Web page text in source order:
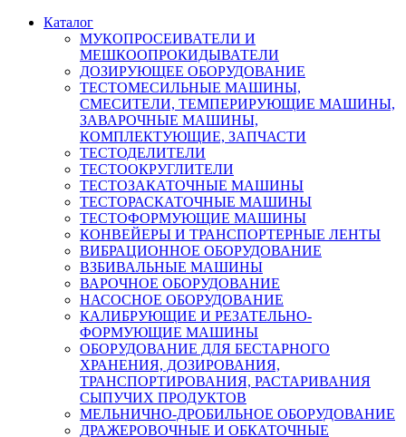
Каталог
МУКОПРОСЕИВАТЕЛИ И
МЕШКООПРОКИДЫВАТЕЛИ
ДОЗИРУЮЩЕЕ ОБОРУДОВАНИЕ
ТЕСТОМЕСИЛЬНЫЕ МАШИНЫ,
СМЕСИТЕЛИ, ТЕМПЕРИРУЮЩИЕ МАШИНЫ,
ЗАВАРОЧНЫЕ МАШИНЫ,
КОМПЛЕКТУЮЩИЕ, ЗАПЧАСТИ
ТЕСТОДЕЛИТЕЛИ
ТЕСТООКРУГЛИТЕЛИ
ТЕСТОЗАКАТОЧНЫЕ МАШИНЫ
ТЕСТОРАСКАТОЧНЫЕ МАШИНЫ
ТЕСТОФОРМУЮЩИЕ МАШИНЫ
КОНВЕЙЕРЫ И ТРАНСПОРТЕРНЫЕ ЛЕНТЫ
ВИБРАЦИОННОЕ ОБОРУДОВАНИЕ
ВЗБИВАЛЬНЫЕ МАШИНЫ
ВАРОЧНОЕ ОБОРУДОВАНИЕ
НАСОСНОЕ ОБОРУДОВАНИЕ
КАЛИБРУЮЩИЕ И РЕЗАТЕЛЬНО-
ФОРМУЮЩИЕ МАШИНЫ
ОБОРУДОВАНИЕ ДЛЯ БЕСТАРНОГО
ХРАНЕНИЯ, ДОЗИРОВАНИЯ,
ТРАНСПОРТИРОВАНИЯ, РАСТАРИВАНИЯ
СЫПУЧИХ ПРОДУКТОВ
МЕЛЬНИЧНО-ДРОБИЛЬНОЕ ОБОРУДОВАНИЕ
ДРАЖЕРОВОЧНЫЕ И ОБКАТОЧНЫЕ